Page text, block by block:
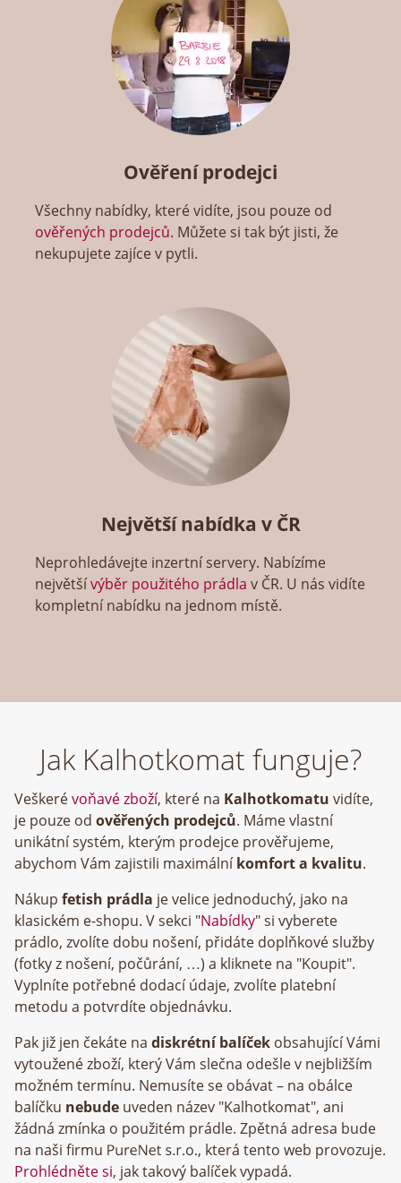
Ověření prodejci
Všechny nabídky, které vidíte, jsou pouze od
ověřených prodejců. Můžete si tak být jisti, že
nekupujete zajíce v pytli.
Největší nabídka v ČR
Neprohledávejte inzertní servery. Nabízíme
největšívýběr použitého prádla v ČR. U nás vidíte
kompletní nabídku na jednom místě.
Jak Kalhotkomat funguje?
Veškerévoňavé zboží, které na Kalhotkomatu vidíte,
je pouze od ověřených prodejců. Máme vlastní
unikátní systém, kterým prodejce prověřujeme,
abychom Vám zajistili maximálníkomfort a kvalitu.
Nákup fetish prádla je velice jednoduchý, jako na
klasickém e-shopu. V sekci "Nabídky" si vyberete
prádlo, zvolíte dobu nošení, přidáte doplňkové služby
(fotky z nošení, počůrání, …) a kliknete na "Koupit".
Vyplníte potřebné dodací údaje, zvolíte platební
metodu a potvrdíte objednávku.
Pak již jen čekáte na diskrétní balíček obsahující Vámi
vytoužené zboží, který Vám slečna odešle v nejbližším
možném termínu. Nemusíte se obávat – na obálce
balíčku nebude uveden název "Kalhotkomat", ani
žádná zmínka o použitém prádle. Zpětná adresa bude
na naši firmu
, která tento web provozuje.
Prohlédněte si, jak takový balíček vypadá.